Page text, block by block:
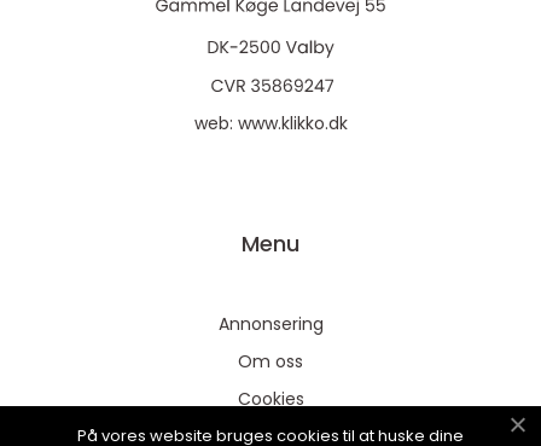
web: www.klikko.dk
Menu
Annonsering
Om oss
Cookies
Kontakta oss
På vores website bruges cookies til at huske dine